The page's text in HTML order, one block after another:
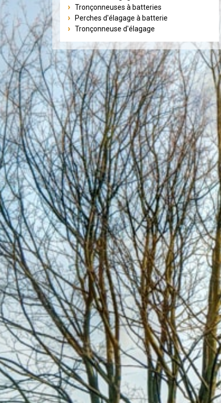
Tronçonneuses à batteries
Perches d'élagage à batterie
Tronçonneuse d'élagage